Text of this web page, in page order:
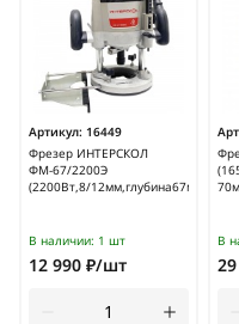
Артикул: 16449
Фрезер ИНТЕРСКОЛ
ФМ-67/2200Э
(2200Вт,8/12мм,глубина67мм)/
В наличии: 1 шт
12 990 ₽/шт
В